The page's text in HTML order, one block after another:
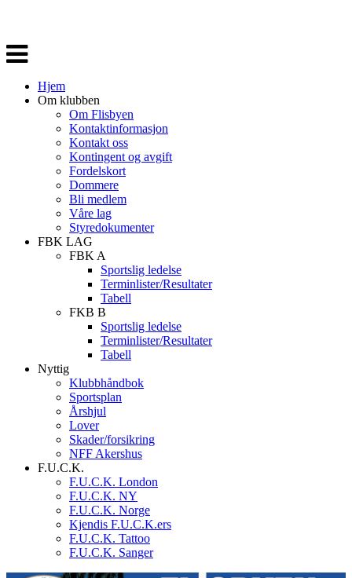
Veksle
navigasjon
Hjem
Om klubben
Om Flisbyen
Kontaktinformasjon
Kontakt oss
Kontingent og avgift
Fordelskort
Dommere
Bli medlem
Våre lag
Styredokumenter
FBK LAG
FBK A
Sportslig ledelse
Terminlister/Resultater
Tabell
FKB B
Sportslig ledelse
Terminlister/Resultater
Tabell
Nyttig
Klubbhåndbok
Sportsplan
Årshjul
Lover
Skader/forsikring
NFF Akershus
F.U.C.K.
F.U.C.K. London
F.U.C.K. NY
F.U.C.K. Norge
Kjendis F.U.C.K.ers
F.U.C.K. Tattoo
F.U.C.K. Sanger